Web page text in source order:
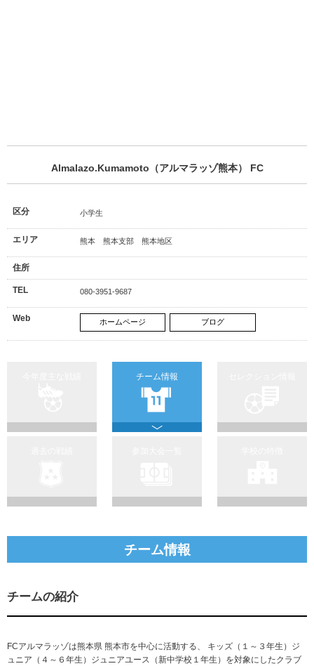
Almalazo.Kumamoto（アルマラッゾ熊本） FC
区分 小学生
エリア 熊本 熊本支部 熊本地区
住所
TEL 080-3951-9687
Web ホームページ ブログ
チーム情報
チーム情報
チームの紹介
FCアルマラッゾは熊本県 熊本市を中心に活動する、 キッズ（１～３年生）ジ
ュニア（４～６年生）ジュニアユース（新中学校１年生）を対象にしたクラブ